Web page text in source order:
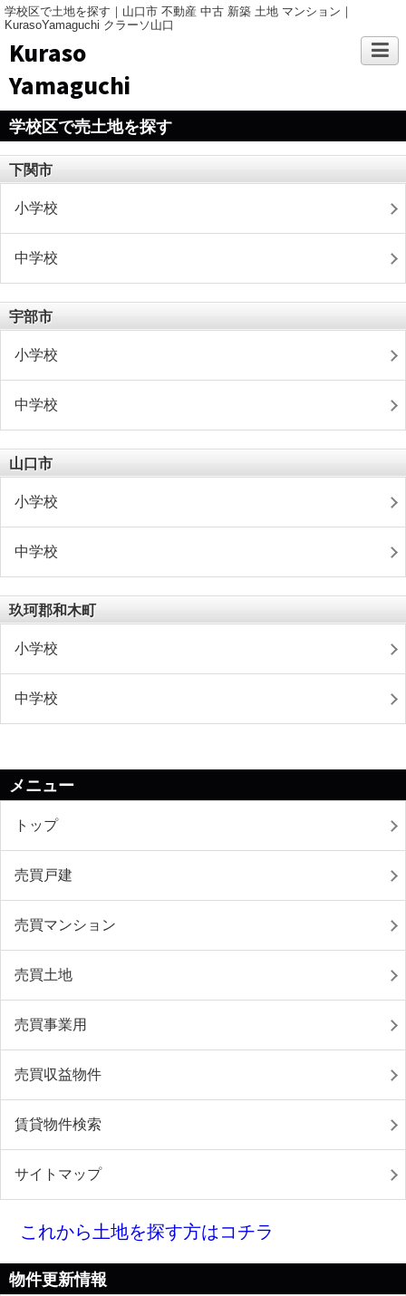
学校区で土地を探す｜山口市 不動産 中古 新築 土地 マンション｜
KurasoYamaguchi クラーソ山口
Kuraso
Yamaguchi
学校区で売土地を探す
下関市
小学校
中学校
宇部市
小学校
中学校
山口市
小学校
中学校
玖珂郡和木町
小学校
中学校
メニュー
トップ
売買戸建
売買マンション
売買土地
売買事業用
売買収益物件
賃貸物件検索
サイトマップ
これから土地を探す方はコチラ
物件更新情報